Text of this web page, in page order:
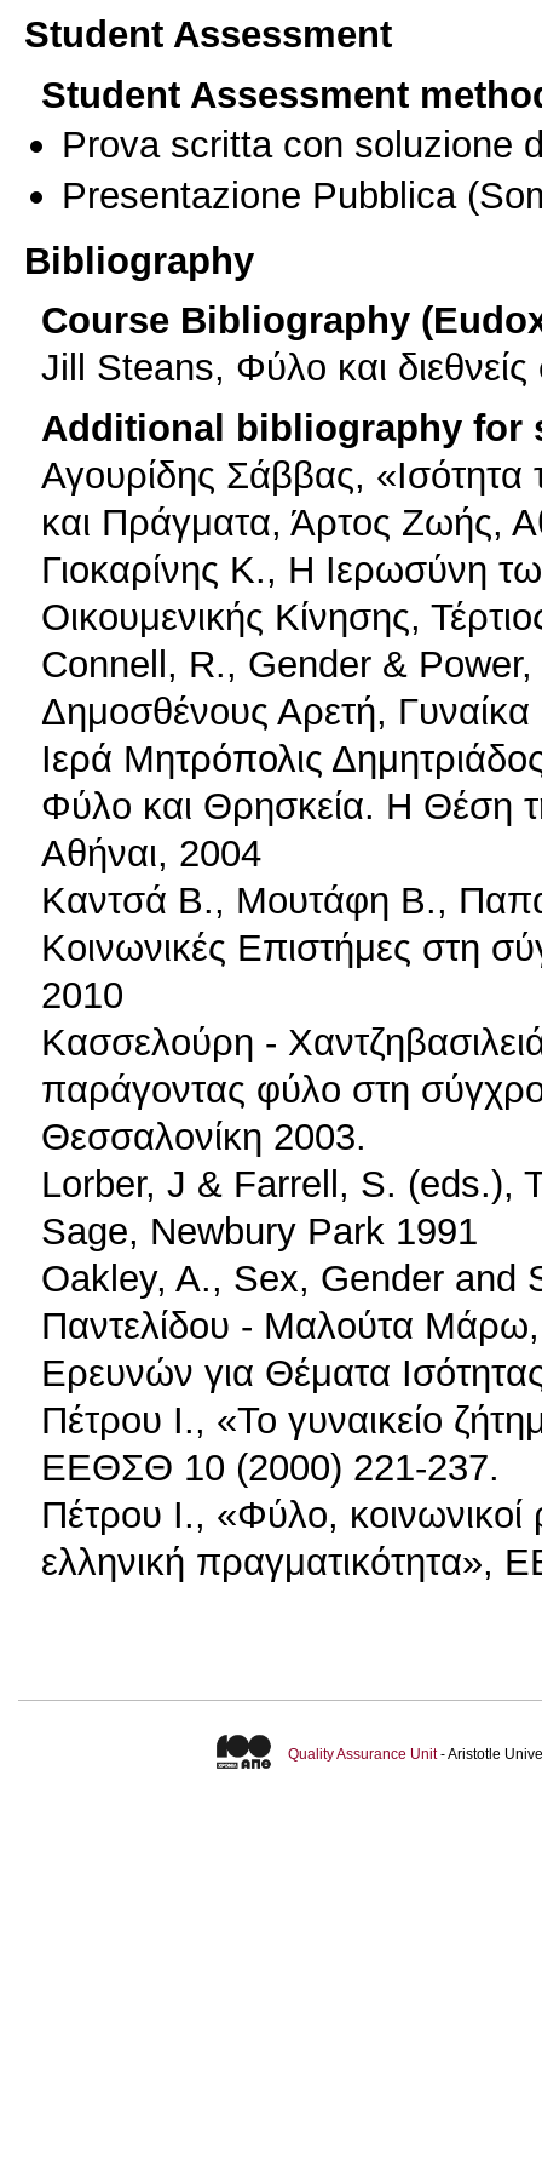
Student Assessment
Student Assessment
Prova scritta con soluzione
Presentazione Pubblica
Bibliography
Course Bibliography
Jill Steans, Φύλο και
Additional bibliography for
Αγουρίδης Σάββας,
και Πράγματα, Άρτος Ζωής,
Γιοκαρίνης Κ., Η Ιερωσύνη
Οικουμενικής Κίνησης,
Connell, R., Gender &
Δημοσθένους Αρετή,
Ιερά Μητρόπολις
Φύλο και Θρησκεία. Η Θέση
Αθήναι, 2004
Καντσά Β., Μουτάφη Β.,
Κοινωνικές Επιστήμες στη
2010
Κασσελούρη -
παράγοντας φύλο στη
Θεσσαλονίκη 2003.
Lorber, J & Farrell, S. (eds.),
Sage, Newbury Park 1991
Oakley, A., Sex, Gender and
Παντελίδου - Μαλούτα Μάρω,
Ερευνών για Θέματα
Πέτρου Ι., «Το γυναικείο
ΕΕΘΣΘ 10 (2000) 221-237.
Πέτρου Ι., «Φύλο,
ελληνική
Quality Assurance Unit- Aristotle